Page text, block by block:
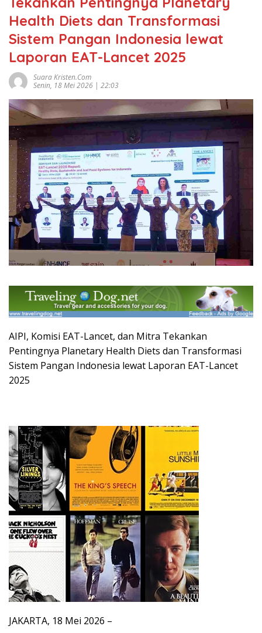
Health Diets dan Transformasi
Sistem Pangan Indonesia lewat
Laporan EAT-Lancet 2025
Suara Kristen.com
Senin, 18 Mei 2026 | 22:03
AIPI, Komisi EAT-Lancet, dan Mitra Tekankan
Pentingnya Planetary Health Diets dan Transformasi
Sistem Pangan Indonesia lewat Laporan EAT-Lancet
2025
JAKARTA, 18 Mei 2026 –